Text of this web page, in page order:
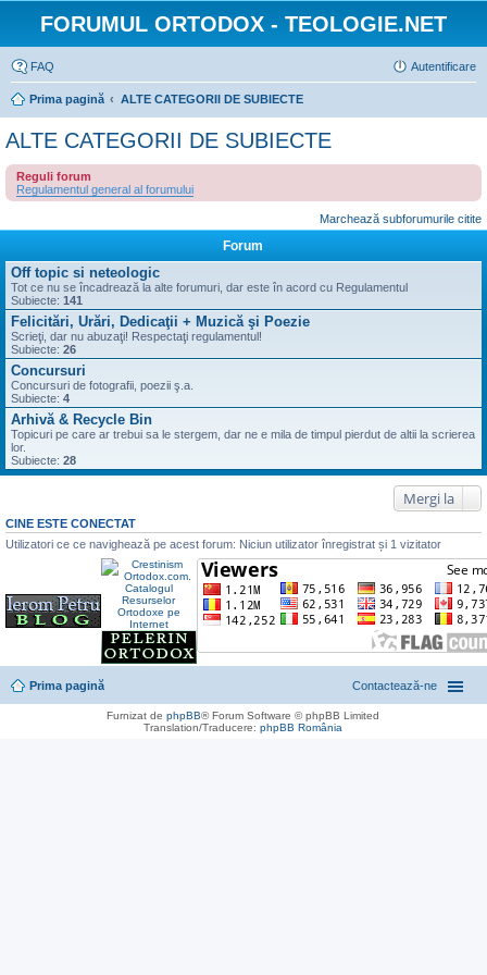
FORUMUL ORTODOX - TEOLOGIE.NET
FAQ Autentificare
Prima pagină ALTE CATEGORII DE SUBIECTE
ALTE CATEGORII DE SUBIECTE
Reguli forum
Regulamentul general al forumului
Marchează subforumurile citite
Forum
Off topic si neteologic
Tot ce nu se încadrează la alte forumuri, dar este în acord cu Regulamentul
Subiecte: 141
Felicitări, Urări, Dedicaţii + Muzică şi Poezie
Scrieţi, dar nu abuzaţi! Respectaţi regulamentul!
Subiecte: 26
Concursuri
Concursuri de fotografii, poezii ş.a.
Subiecte: 4
Arhivă & Recycle Bin
Topicuri pe care ar trebui sa le stergem, dar ne e mila de timpul pierdut de altii la scrierea
lor.
Subiecte: 28
Mergi la
CINE ESTE CONECTAT
Utilizatori ce ce navighează pe acest forum: Niciun utilizator înregistrat și 1 vizitator
Prima pagină Contactează-ne
Furnizat dephpBB® Forum Software © phpBB Limited
Translation/Traducere:phpBB România